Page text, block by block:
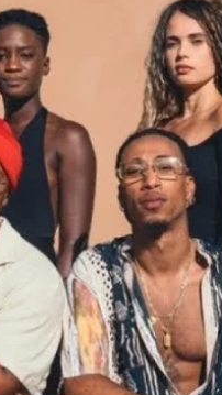
Video: Caboverdiana
motivo ki fazel larga
Portugal pa volta pa
Verde
LER MAIS